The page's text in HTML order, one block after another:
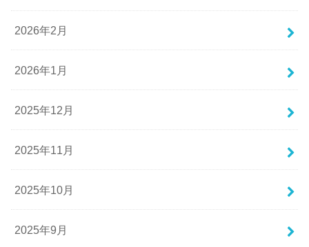
2026年2月
2026年1月
2025年12月
2025年11月
2025年10月
2025年9月